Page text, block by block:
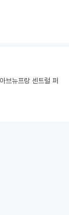
브뉴프랑 센트럴 퍼